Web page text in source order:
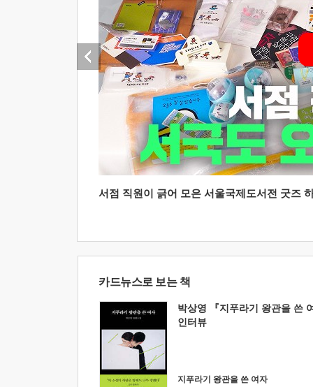
서점 직원이 긁어 모은 서울국제도서전 굿즈
카드뉴스로 보는 책
박상영 『지푸라기 왕관을 쓴
인터뷰
지푸라기 왕관을 쓴 여자